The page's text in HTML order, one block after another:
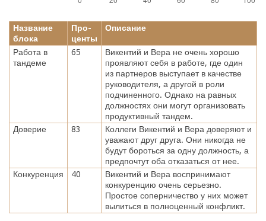
Название
блока
Про-
центы
Описание
Работа в
тандеме
65
Викентий и Вера не очень хорошо
проявляют себя в работе, где один
из партнеров выступает в качестве
руководителя, а другой в роли
подчиненного. Однако на равных
должностях они могут организовать
продуктивный тандем.
Доверие
83
Коллеги Викентий и Вера доверяют и
уважают друг друга. Они никогда не
будут бороться за одну должность, а
предпочтут оба отказаться от нее.
Конкуренция
40
Викентий и Вера воспринимают
конкуренцию очень серьезно.
Простое соперничество у них может
вылиться в полноценный конфликт.